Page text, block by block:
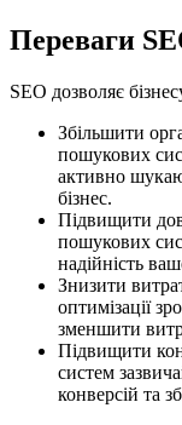
Переваги
SEO дозволяє
Збільшити
пошукових
активно
бізнес.
Підвищити
пошукових
надійність
Знизити
оптимізації
зменшити
Підвищити
систем
конверсій та